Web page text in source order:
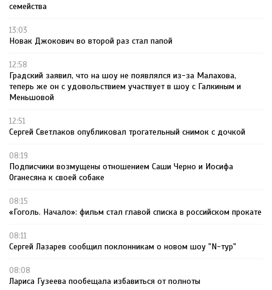
семейства
13:03
Новак Джокович во второй раз стал папой
12:58
Градский заявил, что на шоу не появлялся из-за Малахова,
теперь же он с удовольствием участвует в шоу с Галкиным и
Меньшовой
12:51
Сергей Светлаков опубликовал трогательный снимок с дочкой
08:19
Подписчики возмущены отношением Саши Черно и Иосифа
Оганесяна к своей собаке
08:15
«Гоголь. Начало»: фильм стал главой списка в российском прокате
08:11
Сергей Лазарев сообщил поклонникам о новом шоу "N-тур"
08:08
Лариса Гузеева пообещала избавиться от полноты